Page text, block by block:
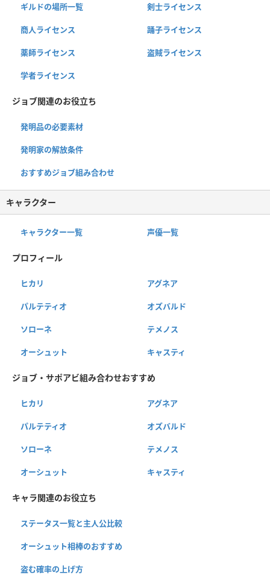
ギルドの場所一覧 剣士ライセンス
商人ライセンス 踊子ライセンス
薬師ライセンス 盗賊ライセンス
学者ライセンス
ジョブ関連のお役立ち
発明品の必要素材
発明家の解放条件
おすすめジョブ組み合わせ
キャラクター
キャラクター一覧 声優一覧
プロフィール
ヒカリ アグネア
パルテティオ オズバルド
ソローネ テメノス
オーシュット キャスティ
ジョブ・サポアビ組み合わせおすすめ
ヒカリ アグネア
パルテティオ オズバルド
ソローネ テメノス
オーシュット キャスティ
キャラ関連のお役立ち
ステータス一覧と主人公比較
オーシュット相棒のおすすめ
盗む確率の上げ方